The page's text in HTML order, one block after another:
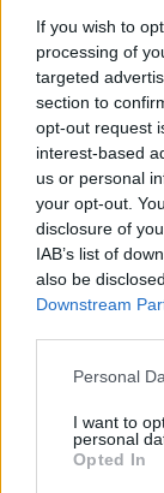
If you wish to
processing of
targeted
section to
opt-out request
interest-based
us or personal
your opt-out.
disclosure of
IAB’s list of
also be
Downstream
Personal
I want to
personal
Opted In